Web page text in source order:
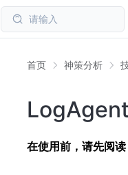
请输入
首页 神策分析
LogAgent
在使用前，请先阅读